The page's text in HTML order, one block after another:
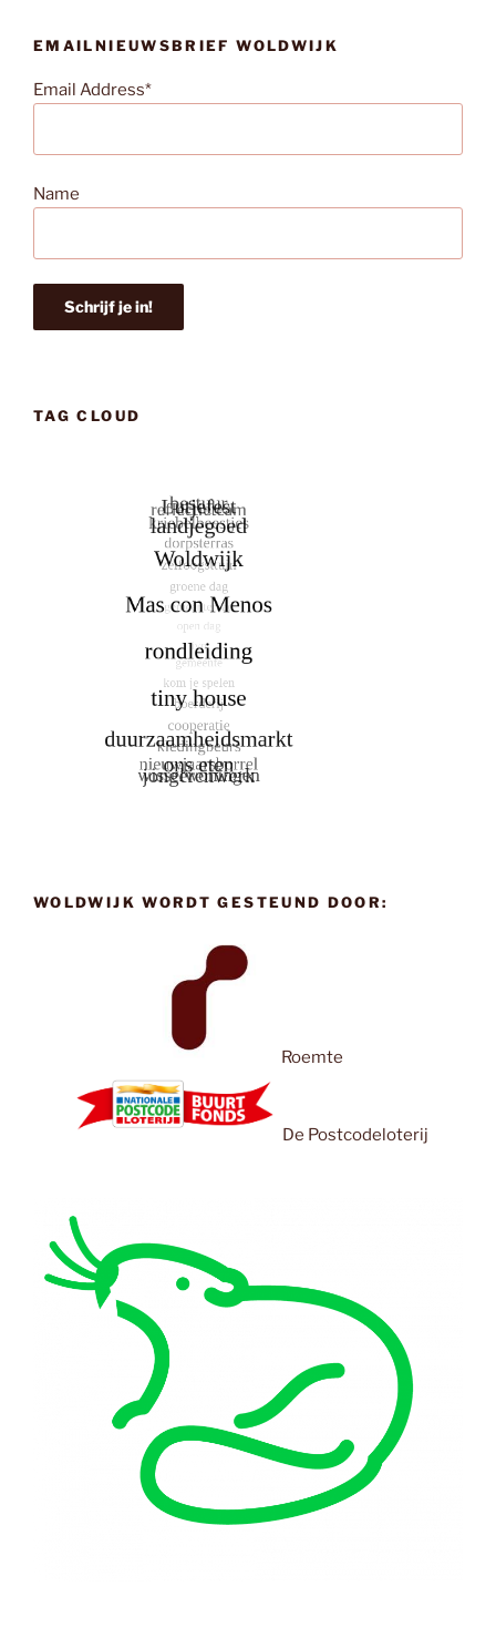
EMAILNIEUWSBRIEF WOLDWIJK
Email Address*
Name
TAG CLOUD
WOLDWIJK WORDT GESTEUND DOOR:
Roemte
De Postcodeloterij